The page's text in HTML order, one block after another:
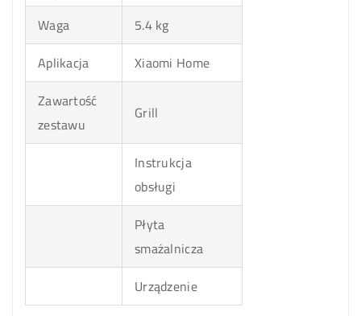
Waga
5.4 kg
Aplikacja
Xiaomi Home
Zawartość
zestawu
Grill
Instrukcja
obsługi
Płyta
smażalnicza
Urządzenie